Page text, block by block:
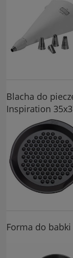
Blacha do
Inspiration
Forma do